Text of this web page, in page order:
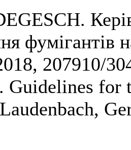
фумігантів
207910/
Guidelines for